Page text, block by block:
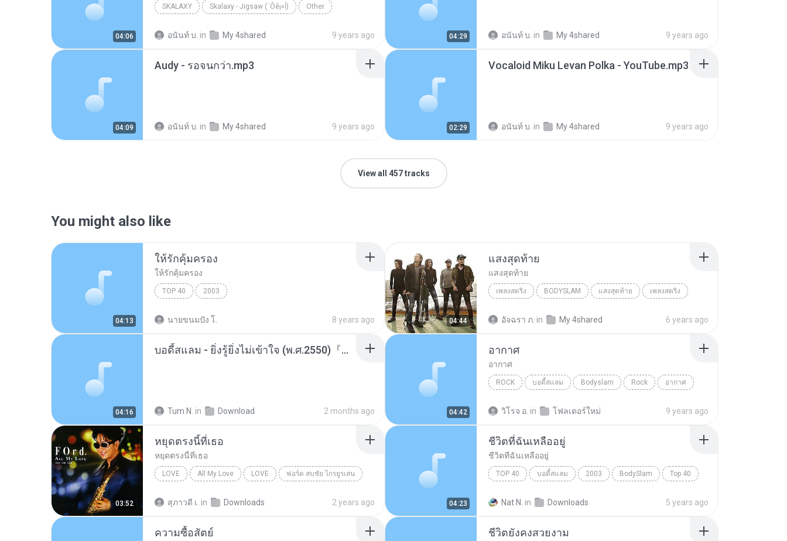
04:06
SKALAXY Skalaxy - Jigsaw (¨Ôê¡«Í) Other
อนันท์ บ. in My 4shared 9 years ago 04:29 อนันท์ บ. in My 4shared 9 years ago
04:09
Audy - รอจนกว่า.mp3
อนันท์ บ. in My 4shared 9 years ago 02:29
Vocaloid Miku Levan Polka - YouTube.mp3
อนันท์ บ. in My 4shared 9 years ago
View all 457 tracks
You might also like
04:13
ให้รักคุ้มครอง
ให้รักคุ้มครอง
TOP 40 2003
นายขนมปัง โ. 8 years ago 04:44
แสงสุดท้าย
แสงสุดท้าย
เพลงสตริง BODYSLAM แสงสุดท้าย เพลงสตริง
อัจฉรา ภ. in My 4shared 6 years ago
04:16
บอดี้สแลม - ยิ่งรู้ยิ่งไม่เข้าใจ (พ.ศ.2550)『MULTI SUB』(mp3j.cc).mp3
Tum N. in Download 2 months ago 04:42
อากาศ
อากาศ
ROCK บอดี้สแลม Bodyslam Rock อากาศ
วิโรจ อ. in โฟลเดอร์ใหม่ 9 years ago
03:52
หยุดตรงนี้ที่เธอ
หยุดตรงนี้ที่เธอ
LOVE All My Love LOVE ฟอร์ด สบชัย ไกรยูรเสน
สุภาวดี เ. in Downloads 2 years ago 04:23
ชีวิตที่ฉันเหลืออยู่
ชีวิตที่ฉันเหลืออยู่
TOP 40 บอดี้สแลม 2003 BodySlam Top 40
Nat N. in Downloads 5 years ago
ความซื้อสัตย์ ชีวิตยังคงสวยงาม